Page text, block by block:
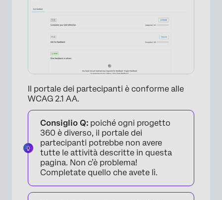
Il portale dei partecipanti è conforme alle
WCAG 2.1 AA.
Consiglio Q: poiché ogni progetto
360 è diverso, il portale dei
partecipanti potrebbe non avere
tutte le attività descritte in questa
pagina. Non c’è problema!
Completate quello che avete lì.